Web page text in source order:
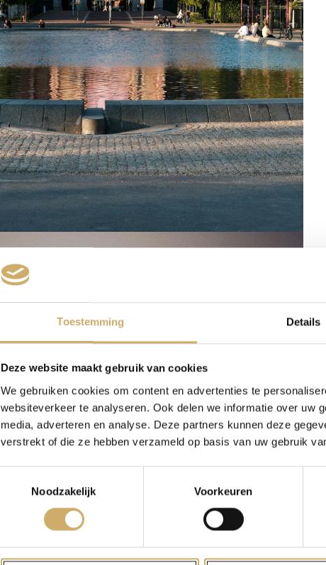
Toestemming Details
Deze website maakt gebruik van cookies
We gebruiken cookies om content en advertenties te
websiteverkeer te analyseren. Ook delen we informatie over uw
media, adverteren en analyse. Deze partners kunnen deze
verstrekt of die ze hebben verzameld op basis van uw gebruik
Noodzakelijk
Voorkeuren